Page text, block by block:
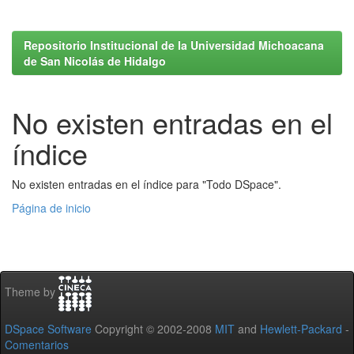
Repositorio Institucional de la Universidad Michoacana
de San Nicolás de Hidalgo
No existen entradas en el
índice
No existen entradas en el índice para "Todo DSpace".
Página de inicio
Theme by
DSpace Software Copyright © 2002-2008 MIT and Hewlett-Packard -
Comentarios